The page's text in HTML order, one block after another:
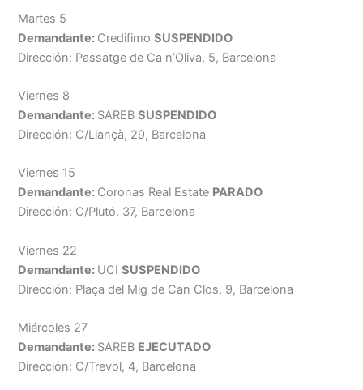
Martes 5
Demandante: CredifimoSUSPENDIDO
Dirección: Passatge de Ca n’Oliva, 5, Barcelona
Viernes 8
Demandante: SAREBSUSPENDIDO
Dirección: C/Llançà, 29, Barcelona
Viernes 15
Demandante: Coronas Real Estate PARADO
Dirección: C/Plutó, 37, Barcelona
Viernes 22
Demandante: UCISUSPENDIDO
Dirección: Plaça del Mig de Can Clos, 9, Barcelona
Miércoles 27
Demandante: SAREB EJECUTADO
Dirección: C/Trevol, 4, Barcelona